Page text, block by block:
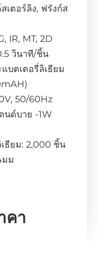
เตอร์ลิง, ฟรังก์ส
IR, MT, 2D
วินาที/ชิ้น
บตเตอรี่ลิเธียม
50/60Hz
นด์บาย -1W
ธียม: 2,000 ชิ้น
มม
คา